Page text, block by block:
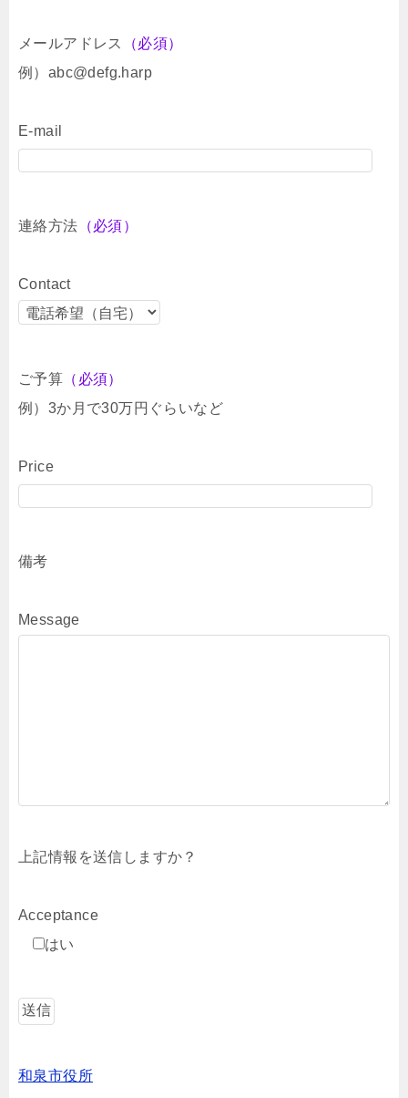
メールアドレス
（必須）
例）abc@defg.harp
E-mail
連絡方法 （必須）
Contact
ご予算 （必須）
例）3か月で30万円ぐらいなど
Price
備考
Message
上記情報を送信しますか？
Acceptance
はい
和泉市役所